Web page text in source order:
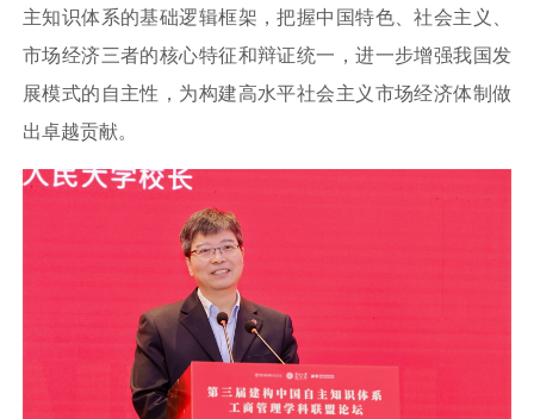
主知识体系的基础逻辑框架，把握中国特色、社会主义、
市场经济三者的核心特征和辩证统一，进一步增强我国发
展模式的自主性，为构建高水平社会主义市场经济体制做
出卓越贡献。